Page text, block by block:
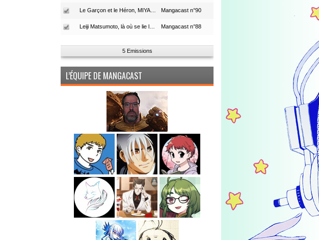
Mangacast n°90
Mangacast n°88
5 Emissions
L’ÉQUIPE DE MANGACAST